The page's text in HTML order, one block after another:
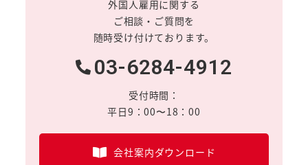
外国人雇用に関する
ご相談・ご質問を
随時受け付けております。
03-6284-4912
受付時間：
平日9：00〜18：00
会社案内ダウンロード